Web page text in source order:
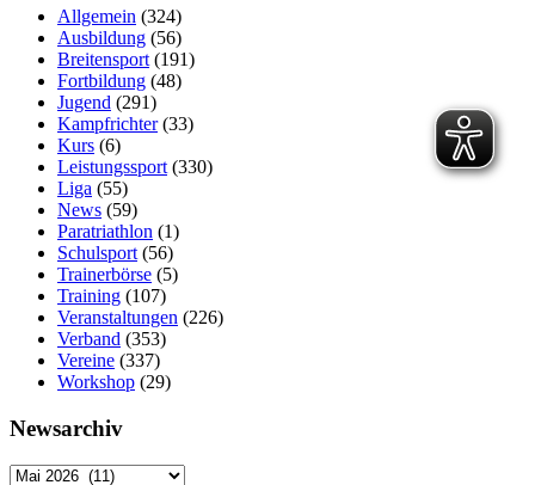
Allgemein (324)
Ausbildung (56)
Breitensport (191)
Fortbildung (48)
Jugend (291)
Kampfrichter(33)
Kurs (6)
Leistungssport (330)
Liga (55)
News (59)
Paratriathlon (1)
Schulsport (56)
Trainerbörse (5)
Training (107)
Veranstaltungen (226)
Verband (353)
Vereine (337)
Workshop (29)
Newsarchiv
Newsarchiv